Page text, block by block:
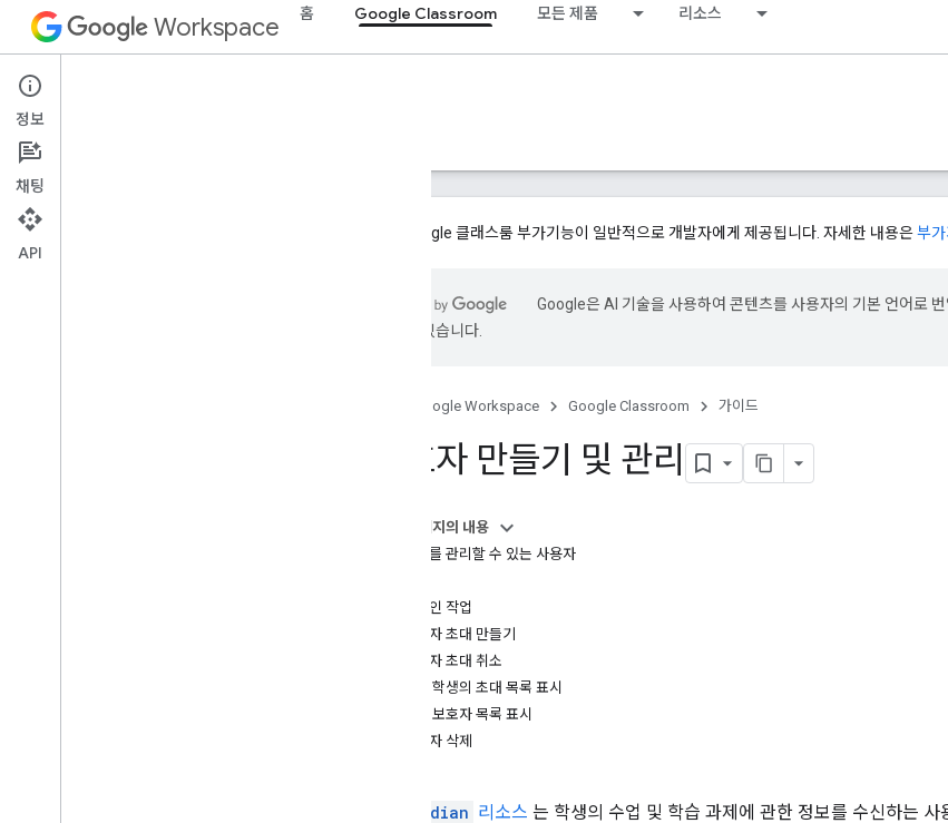
Workspace 홈 Google Classroom 모든 제품 리소스
Google Classroom
개요
이제 Google 클래스룸 부가기능이 일반적으로 개발자에게 제공됩니다. 자세한 내용은부가
Google은 AI 기술을 사용하여 콘텐츠를 사용자의 기본 언어로
있을 수 있습니다.
Google Workspace Google Classroom 가이드
보호자 만들기 및 관리
이 페이지의 내용
보호자를 관리할 수 있는 사용자
대표적인 작업
보호자 초대 만들기
보호자 초대 취소
특정 학생의 초대 목록 표시
활성 보호자 목록 표시
보호자 삭제
Guardian 리소스 는 학생의 수업 및 학습 과제에 관한 정보를 수신하는
정보
채팅
API